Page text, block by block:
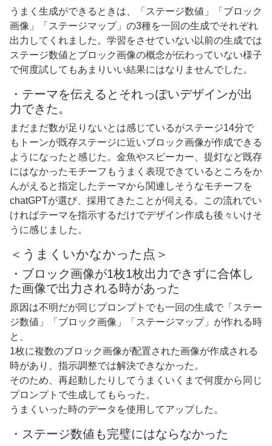
うまく生成ができるときは、「ステージ数値」「ブロック
画像」「ステージマップ」の3種を一回の生成でそれぞれ
出力してくれました。学習をさせていない以前の生成では
ステージ数値とブロック画像の概念が伝わっていない様子
で何度試してもあまりいい結果にはなりませんでした。
・テーマを伝えるとそれっぽいデザインが出
力できた。
まだまだ数が足りないとは感じているがステージ14分で
もトーンが既存ステージに近いブロック画像が作成できる
ようになったと感じた。金魚やスピーカー、提灯など既存
にはなかったモチーフもうまく表現できているところをか
んがえると指定したテーマから関連しそうなモチーフを
chatGPTが選び、採用てきたことが伺える。この流れでい
ければテーマを指示するだけでデザイン作成も後々いけそ
うに感じました。
＜うまくいかなかった点＞
・ブロック画像が1枚1枚出力できずに合体し
た画像で出力される時があった
原因は不明だが同じプロンプトでも一回の生成で「ステー
ジ数値」「ブロック画像」「ステージマップ」が作れる時
と、
1枚に複数のブロック画像が配置された画像が作成される
時があり、指示調整では解決できなかった。
そのため、再起動したりしてうまくいくまで何度から同じ
プロンプトで生成してもらった。
うまくいった時のデータを使用してアップした。
・ステージ数値も完璧にはならなかった